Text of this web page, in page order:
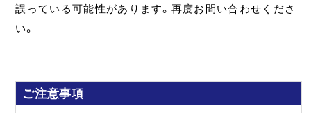
誤っている可能性があります。再度お問い合わせくださ
い。
ご注意事項